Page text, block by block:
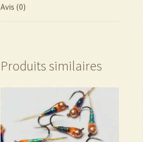
Avis (0)
Produits similaires